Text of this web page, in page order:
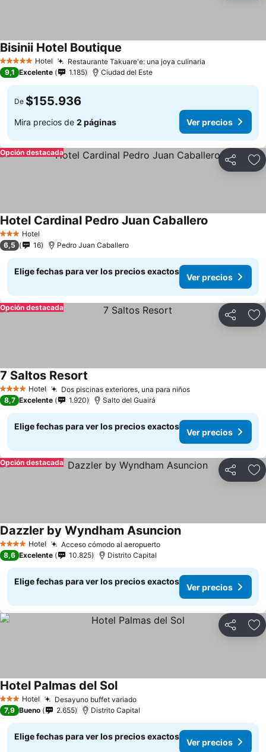
5 Estrellas Hotel Restaurante Takuare'e: una joya culinaria
Bisinii Hotel Boutique
9,1 Excelente 1.185 Ciudad del Este
De $155.936
Mira precios de 2 páginas Ver precios
Compartir
Opción destacada
3 Estrellas
Hotel
Hotel Cardinal Pedro Juan Caballero
6,5 16 Pedro Juan Caballero
Elige fechas para ver los precios exactos
Ver precios
Compartir
Opción destacada
4 EstrellasHotel Dos piscinas exteriores, una para niños
7 Saltos Resort
8,7 Excelente 1.920 Salto del Guairá
Elige fechas para ver los precios exactos
Ver precios
Compartir
Opción destacada
4 EstrellasHotel Acceso cómodo al aeropuerto
Dazzler by Wyndham Asuncion
8,6 Excelente 10.825 Distrito Capital
Elige fechas para ver los precios exactos
Ver precios
Compartir
3 Estrellas
Hotel Desayuno buffet variado
Hotel Palmas del Sol
7,9 Bueno 2.655 Distrito Capital
Elige fechas para ver los precios exactos
Ver precios